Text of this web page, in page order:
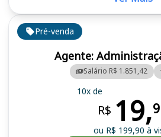
Pré-venda
Agente:
Salário R$ 1.851,42
10x de
R$ 19,
ou R$ 199,90 à